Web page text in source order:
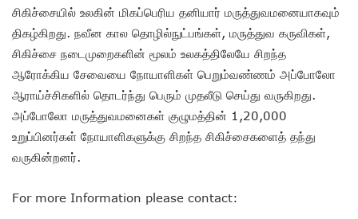
சிகிச்சையில் உலகின் மிகப்பெரிய தனியார் மருத்துவமனையாகவும்
திகழ்கிறது. நவீன கால தொழில்நுட்பங்கள், மருத்துவ கருவிகள்,
சிகிச்சை நடைமுறைகளின் மூலம் உலகத்திலேயே சிறந்த
ஆரோக்கிய சேவையை நோயாளிகள் பெறும்வண்ணம் அப்போலோ
ஆராய்ச்சிகளில் தொடர்ந்து பெரும் முதலீடு செய்து வருகிறது.
அப்போலோ மருத்துவமனைகள் குழுமத்தின் 1,20,000
உறுப்பினர்கள் நோயாளிகளுக்கு சிறந்த சிகிச்சைகளைத் தந்து
வருகின்றனர்.
For more Information please contact: